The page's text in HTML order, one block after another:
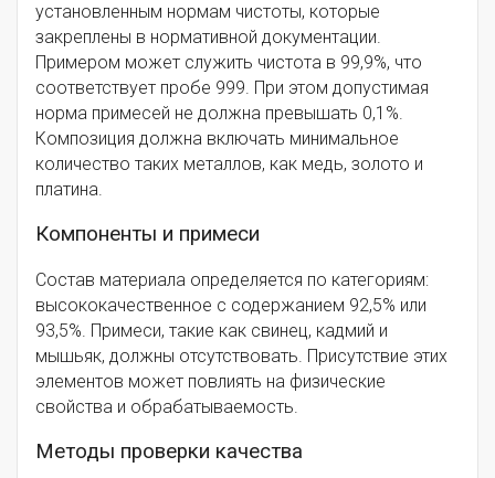
установленным нормам чистоты, которые
закреплены в нормативной документации.
Примером может служить чистота в 99,9%, что
соответствует пробе 999. При этом допустимая
норма примесей не должна превышать 0,1%.
Композиция должна включать минимальное
количество таких металлов, как медь, золото и
платина.
Компоненты и примеси
Состав материала определяется по категориям:
высококачественное с содержанием 92,5% или
93,5%. Примеси, такие как свинец, кадмий и
мышьяк, должны отсутствовать. Присутствие этих
элементов может повлиять на физические
свойства и обрабатываемость.
Методы проверки качества